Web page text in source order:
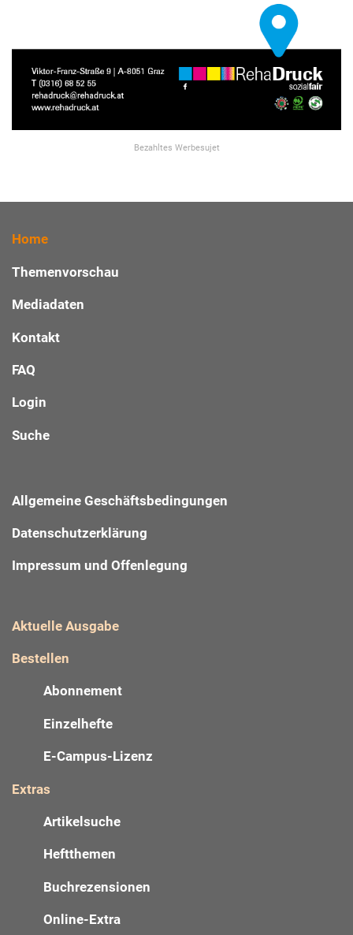
Bezahltes Werbesujet
Home
Themenvorschau
Mediadaten
Kontakt
FAQ
Login
Suche
Allgemeine Geschäftsbedingungen
Datenschutzerklärung
Impressum und Offenlegung
Aktuelle Ausgabe
Bestellen
Abonnement
Einzelhefte
E-Campus-Lizenz
Extras
Artikelsuche
Heftthemen
Buchrezensionen
Online-Extra